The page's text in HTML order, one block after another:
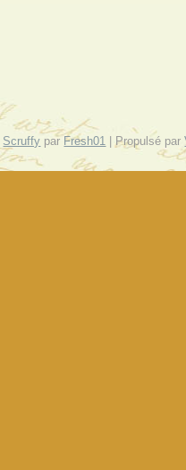
Scruffy par Fresh01 | Propulsé par